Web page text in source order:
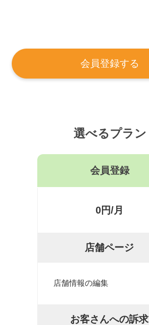
会員登録する
選べるプラン
会員登録
0円/月
店舗ページ
店舗情報の編集
お客さんへの訴求